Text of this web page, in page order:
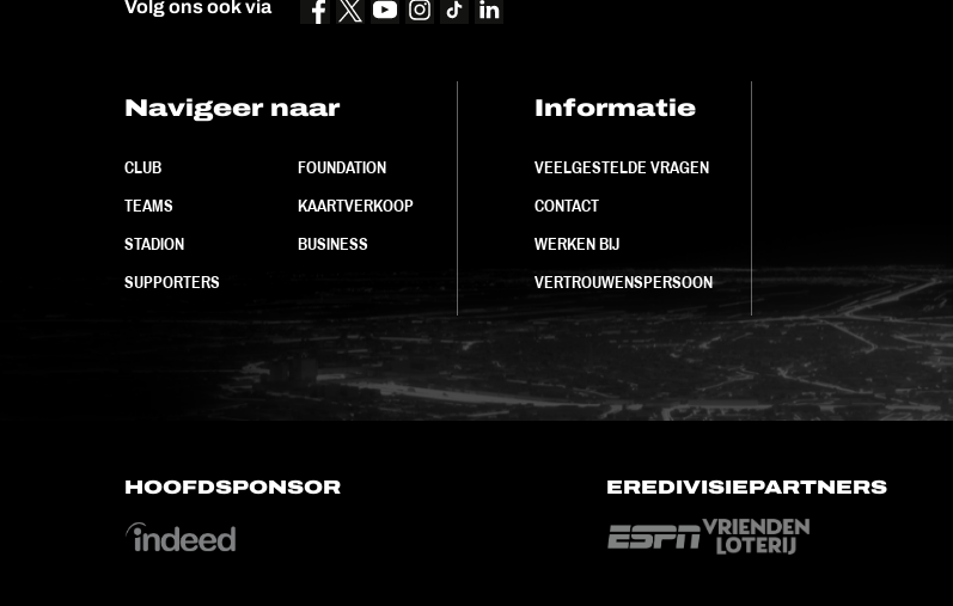
Volg ons ook via
Navigeer naar
CLUB
TEAMS
STADION
SUPPORTERS
FOUNDATION
KAARTVERKOOP
BUSINESS
Informatie
VEELGESTELDE VRAGEN
CONTACT
WERKEN BIJ
VERTROUWENSPERSOON
HOOFDSPONSOR EREDIVISIEPARTNERS